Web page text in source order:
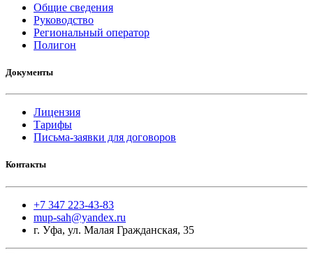
Общие сведения
Руководство
Региональный оператор
Полигон
Документы
Лицензия
Тарифы
Письма-заявки для договоров
Контакты
+7 347 223-43-83
mup-sah@yandex.ru
г. Уфа, ул. Малая Гражданская, 35